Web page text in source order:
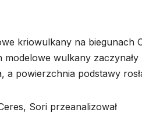
kriowulkany na biegunach
modelowe wulkany zaczynały
a powierzchnia podstawy
Sori przeanalizował